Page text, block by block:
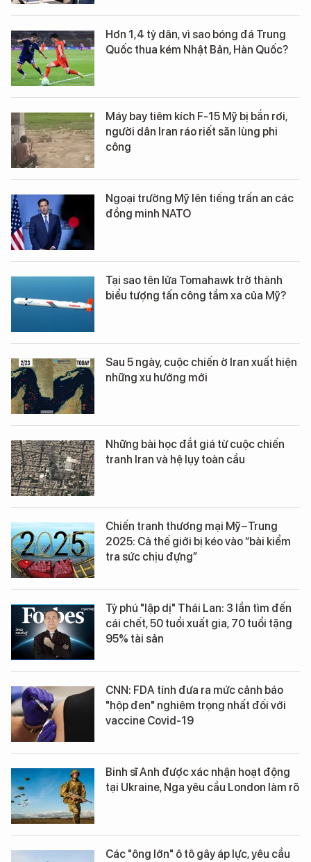
Hơn 1,4 tỷ dân, vì sao bóng đá Trung
Quốc thua kém Nhật Bản, Hàn Quốc?
Máy bay tiêm kích F-15 Mỹ bị bắn rơi,
người dân Iran ráo riết săn lùng phi
công
Ngoại trưởng Mỹ lên tiếng trấn an các
đồng minh NATO
Tại sao tên lửa Tomahawk trở thành
biểu tượng tấn công tầm xa của Mỹ?
Sau 5 ngày, cuộc chiến ở Iran xuất hiện
những xu hướng mới
Những bài học đắt giá từ cuộc chiến
tranh Iran và hệ lụy toàn cầu
Chiến tranh thương mại Mỹ–Trung
2025: Cả thế giới bị kéo vào “bài kiểm
tra sức chịu đựng”
Tỷ phú "lập dị" Thái Lan: 3 lần tìm đến
cái chết, 50 tuổi xuất gia, 70 tuổi tặng
95% tài sản
CNN: FDA tính đưa ra mức cảnh báo
"hộp đen" nghiêm trọng nhất đối với
vaccine Covid-19
Binh sĩ Anh được xác nhận hoạt động
tại Ukraine, Nga yêu cầu London làm rõ
Các "ông lớn" ô tô gây áp lực, yêu cầu